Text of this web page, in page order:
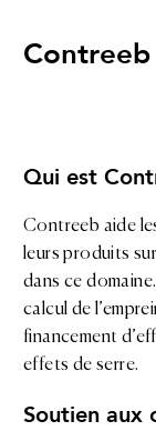
Contreeb
Qui est
Contreeb aide
leurs produits
dans ce
calcul de
financement
effets de serre.
Soutien aux